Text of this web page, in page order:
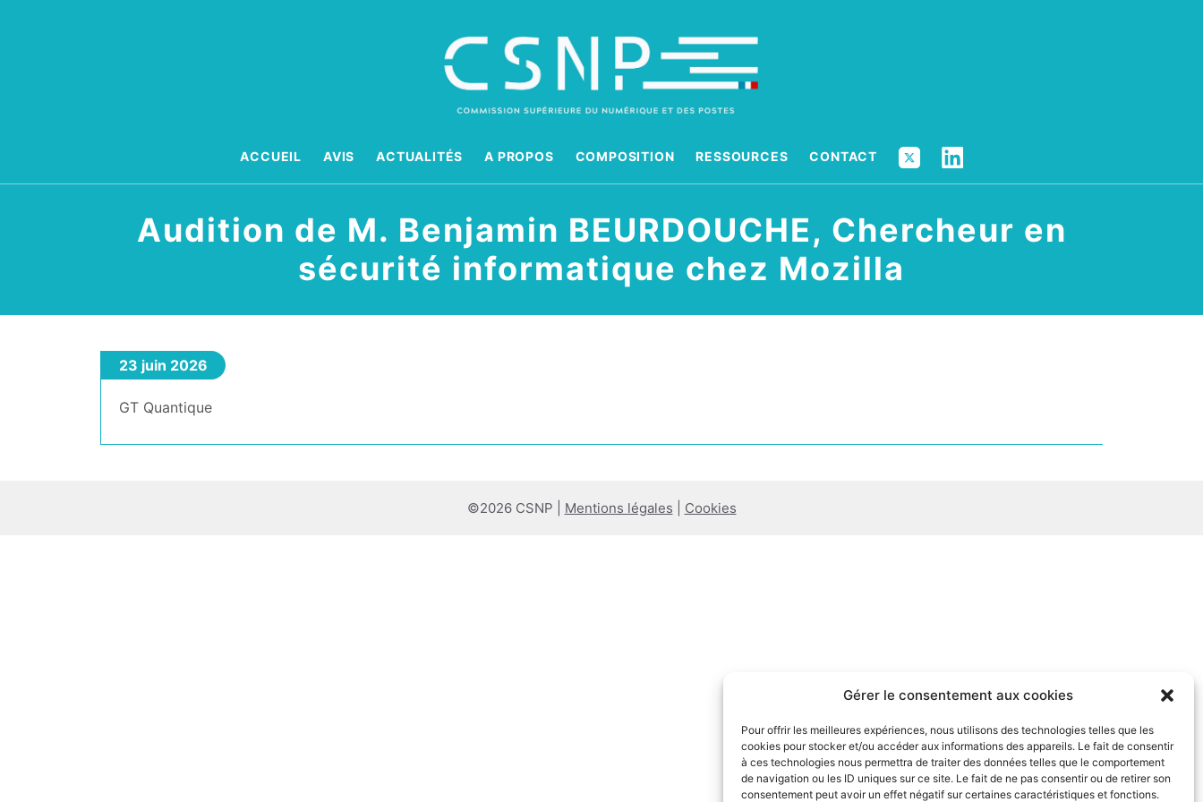
Gérer le consentement aux cookies
Pour offrir les meilleures expériences, nous utilisons des technologies telles que les
cookies pour stocker et/ou accéder aux informations des appareils. Le fait de consentir
à ces technologies nous permettra de traiter des données telles que le comportement
de navigation ou les ID uniques sur ce site. Le fait de ne pas consentir ou de retirer son
consentement peut avoir un effet négatif sur certaines caractéristiques et fonctions.
ACCUEIL AVIS ACTUALITÉS A PROPOS COMPOSITION RESSOURCES CONTACT X
Audition de M. Benjamin BEURDOUCHE, Chercheur en
sécurité informatique chez Mozilla
23 juin 2026
GT Quantique
©2026 CSNP | Mentions légales Cookies